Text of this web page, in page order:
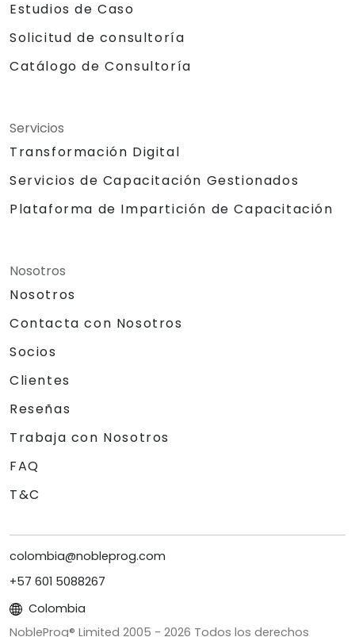
Estudios de Caso
Solicitud de consultoría
Catálogo de Consultoría
Servicios
Transformación Digital
Servicios de Capacitación Gestionados
Plataforma de Impartición de Capacitación
Nosotros
Nosotros
Contacta con Nosotros
Socios
Clientes
Reseñas
Trabaja con Nosotros
FAQ
T&C
colombia@nobleprog.com
+57 601 5088267
Colombia
NobleProg® Limited 2005 - 2026 Todos los derechos